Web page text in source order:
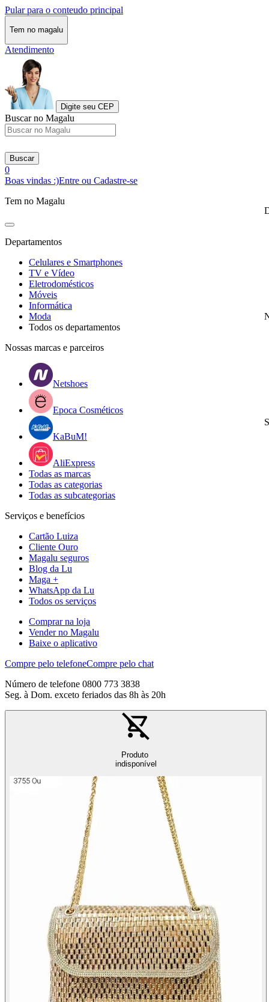
Pular para o conteudo principal
Tem no magalu
Atendimento
Digite seu CEP
Buscar no Magalu
Buscar
0
Boas vindas :)Entre ou Cadastre-se
Tem no Magalu
Departamentos
Celulares e Smartphones
TV e Vídeo
Eletrodomésticos
Móveis
Informática
Moda
Todos os departamentos
Nossas marcas e parceiros
Netshoes
Epoca Cosméticos
KaBuM!
AliExpress
Todas as marcas
Todas as categorias
Todas as subcategorias
Serviços e benefícios
Cartão Luiza
Cliente Ouro
Magalu seguros
Blog da Lu
Maga +
WhatsApp da Lu
Todos os serviços
Comprar na loja
Vender no Magalu
Baixe o aplicativo
Compre pelo telefoneCompre pelo chat
Número de telefone 0800 773 3838
Seg. à Dom. exceto feriados das 8h às 20h
Produto
indisponível